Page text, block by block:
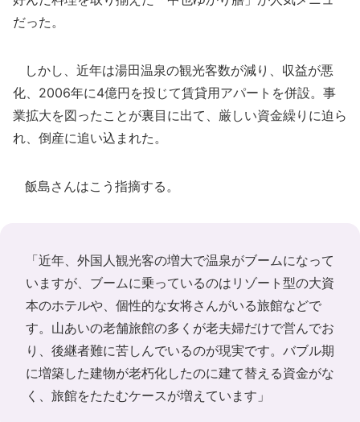
だった。
しかし、近年は湯田温泉の観光客数が減り、収益が悪
化、2006年に4億円を投じて賃貸用アパートを併設。事
業拡大を図ったことが裏目に出て、厳しい資金繰りに迫ら
れ、倒産に追い込まれた。
飯島さんはこう指摘する。
「近年、外国人観光客の増大で温泉がブームになって
いますが、ブームに乗っているのはリゾート型の大資
本のホテルや、個性的な女将さんがいる旅館などで
す。山あいの老舗旅館の多くが老夫婦だけで営んでお
り、後継者難に苦しんでいるのが現実です。バブル期
に増築した建物が老朽化したのに建て替える資金がな
く、旅館をたたむケースが増えています」